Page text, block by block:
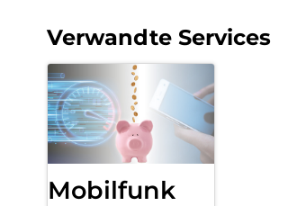
Verwandte Services
Mobilfunk